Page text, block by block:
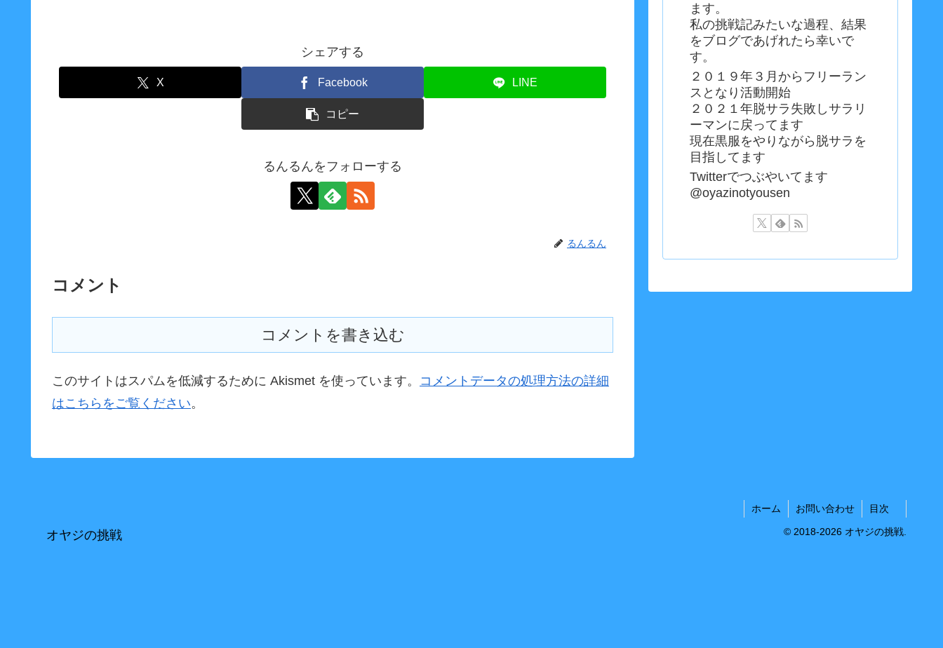
シェアする
X Facebook LINE
コピー
るんるんをフォローする
るんるん
コメント
コメントを書き込む
このサイトはスパムを低減するために Akismet を使っています。 コメントデータの処理方法の詳細
はこちらをご覧ください。
ます。
私の挑戦記みたいな過程、結果
をブログであげれたら幸いで
す。
２０１９年３月からフリーラン
スとなり活動開始
２０２１年脱サラ失敗しサラリ
ーマンに戻ってます
現在黒服をやりながら脱サラを
目指してます
Twitterでつぶやいてます
@oyazinotyousen
オヤジの挑戦
ホーム お問い合わせ 目次
© 2018-2026 オヤジの挑戦.